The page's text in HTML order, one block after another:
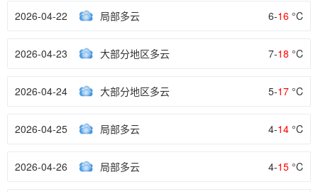
2026-04-22 局部多云 6-16 °C
2026-04-23 大部分地区多云 7-18 °C
2026-04-24 大部分地区多云 5-17 °C
2026-04-25 局部多云 4-14 °C
2026-04-26 局部多云 4-15 °C